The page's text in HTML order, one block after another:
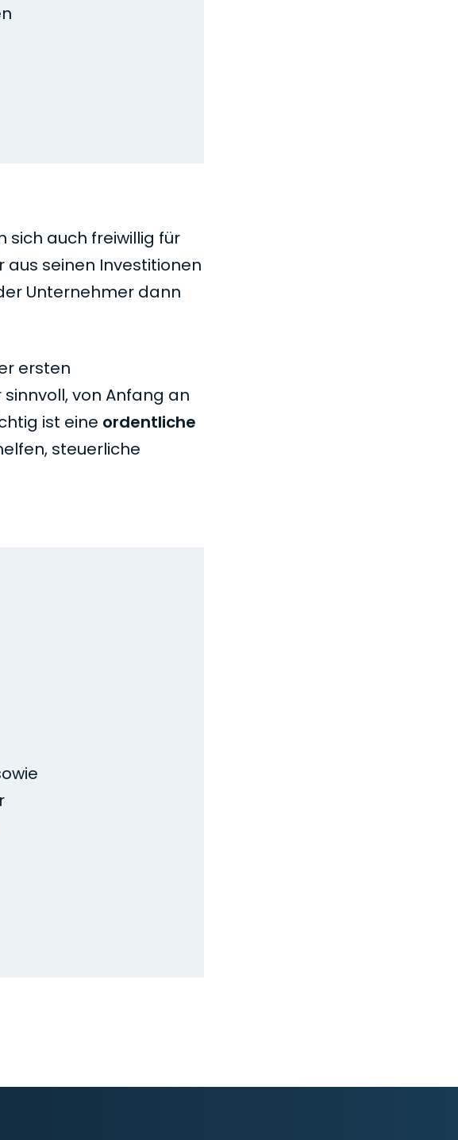
sich auch freiwillig für
seinen Investitionen
Unternehmer dann
ersten
von Anfang an
ist eine ordentliche
steuerliche